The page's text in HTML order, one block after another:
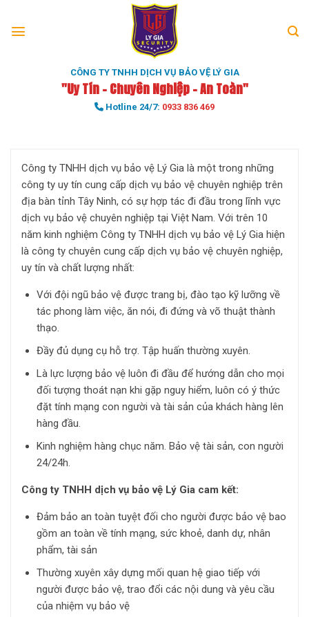
CÔNG TY TNHH DỊCH VỤ BẢO VỆ LÝ GIA
"Uy Tín - Chuyên Nghiệp - An Toàn"
Hotline 24/7: 0933 836 469
Công ty TNHH dịch vụ bảo vệ Lý Gia là một trong những
công ty uy tín cung cấp dịch vụ bảo vệ chuyên nghiệp trên
địa bàn tỉnh Tây Ninh, có sự hợp tác đi đầu trong lĩnh vực
dịch vụ bảo vệ chuyên nghiệp tại Việt Nam. Với trên 10
năm kinh nghiệm Công ty TNHH dịch vụ bảo vệ Lý Gia hiện
là công ty chuyên cung cấp dịch vụ bảo vệ chuyên nghiệp,
uy tín và chất lượng nhất:
Với đội ngũ bảo vệ được trang bị, đào tạo kỹ lưỡng về
tác phong làm việc, ăn nói, đi đứng và võ thuật thành
thạo.
Đầy đủ dụng cụ hỗ trợ. Tập huấn thường xuyên.
Là lực lượng bảo vệ luôn đi đầu để hướng dẫn cho mọi
đối tượng thoát nạn khi gặp nguy hiểm, luôn có ý thức
đặt tính mạng con người và tài sản của khách hàng lên
hàng đầu.
Kinh nghiệm hàng chục năm. Bảo vệ tài sản, con người
24/24h.
Công ty TNHH dịch vụ bảo vệ Lý Gia cam kết:
Đảm bảo an toàn tuyệt đối cho người được bảo vệ bao
gồm an toàn về tính mạng, sức khoẻ, danh dự, nhân
phẩm, tài sản
Thường xuyên xây dựng mối quan hệ giao tiếp với
người được bảo vệ, trao đổi các nội dung và yêu cầu
của nhiệm vụ bảo vệ